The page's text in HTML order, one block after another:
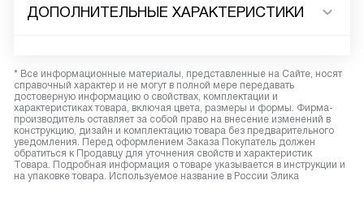
ДОПОЛНИТЕЛЬНЫЕ ХАРАКТЕРИСТИКИ
* Все информационные материалы, представленные на Сайте, носят
справочный характер и не могут в полной мере передавать
достоверную информацию о свойствах, комплектации и
характеристиках товара, включая цвета, размеры и формы. Фирма-
производитель оставляет за собой право на внесение изменений в
конструкцию, дизайн и комплектацию товара без предварительного
уведомления. Перед оформлением Заказа Покупатель должен
обратиться к Продавцу для уточнения свойств и характеристик
Товара. Подробная информация о товаре указывается в инструкции и
на упаковке товара. Используемое название в России Элика